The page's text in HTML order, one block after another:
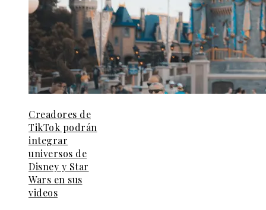
Creadores de
TikTok podrán
integrar
universos de
Disney y Star
Wars en sus
videos